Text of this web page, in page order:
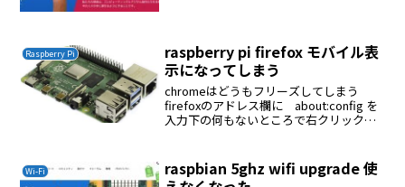
Raspberry Pi
raspberry pi firefox モバイル表
示になってしまう
chromeはどうもフリーズしてしまう
firefoxのアドレス欄に about:config を
入力下の何もないところで右クリック新
入力文字列： Mozil...
Wi-Fi
raspbian 5ghz wifi upgrade 使